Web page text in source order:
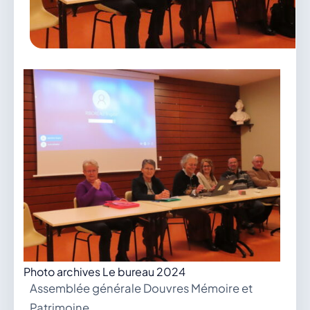
vous.
04 74 38 22 78
mairie@douvres.fr
140 Place de la Babillière, 01500 Douvres
Contacter la mairie
Le guichet des associations
publier une annonce
Photo archives Le bureau 2024
Assemblée générale Douvres Mémoire et